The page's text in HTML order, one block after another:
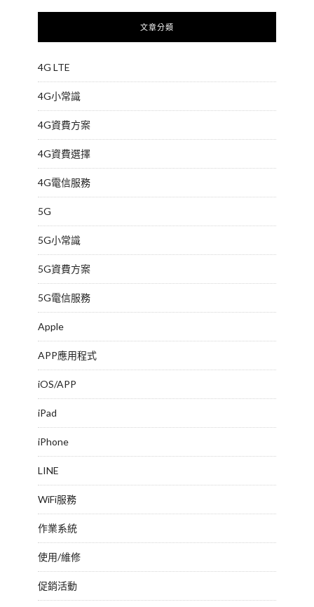
文章分類
4G LTE
4G小常識
4G資費方案
4G資費選擇
4G電信服務
5G
5G小常識
5G資費方案
5G電信服務
Apple
APP應用程式
iOS/APP
iPad
iPhone
LINE
WiFi服務
作業系統
使用/維修
促銷活動